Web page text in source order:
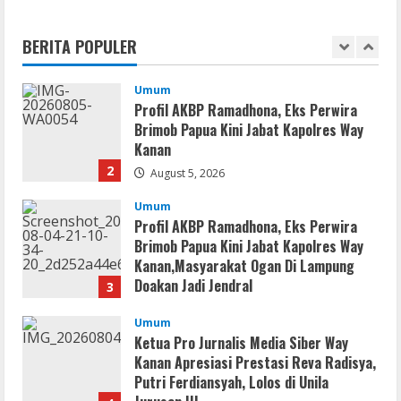
BERITA POPULERBrimob Papua Kini Jabat Kapolres Way
Kanan
Umum
Profil AKBP Ramadhona, Eks Perwira
Brimob Papua Kini Jabat Kapolres Way
Kanan,Masyarakat Ogan Di Lampung
August 4, 2026
Umum
Ketua Pro Jurnalis Media Siber Way
Kanan Apresiasi Prestasi Reva Radisya,
Putri Ferdiansyah, Lolos di Unila
August 4, 2026
Umum
PLN Tegaskan Tiang Listrik Bukan
Infrastruktur Publik; Provider WiFi